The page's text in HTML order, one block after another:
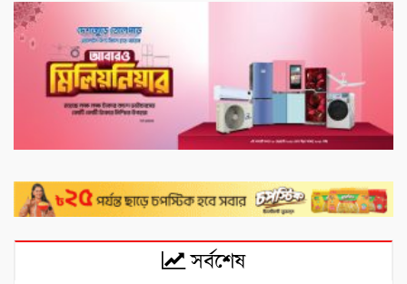
সর্বশেষ